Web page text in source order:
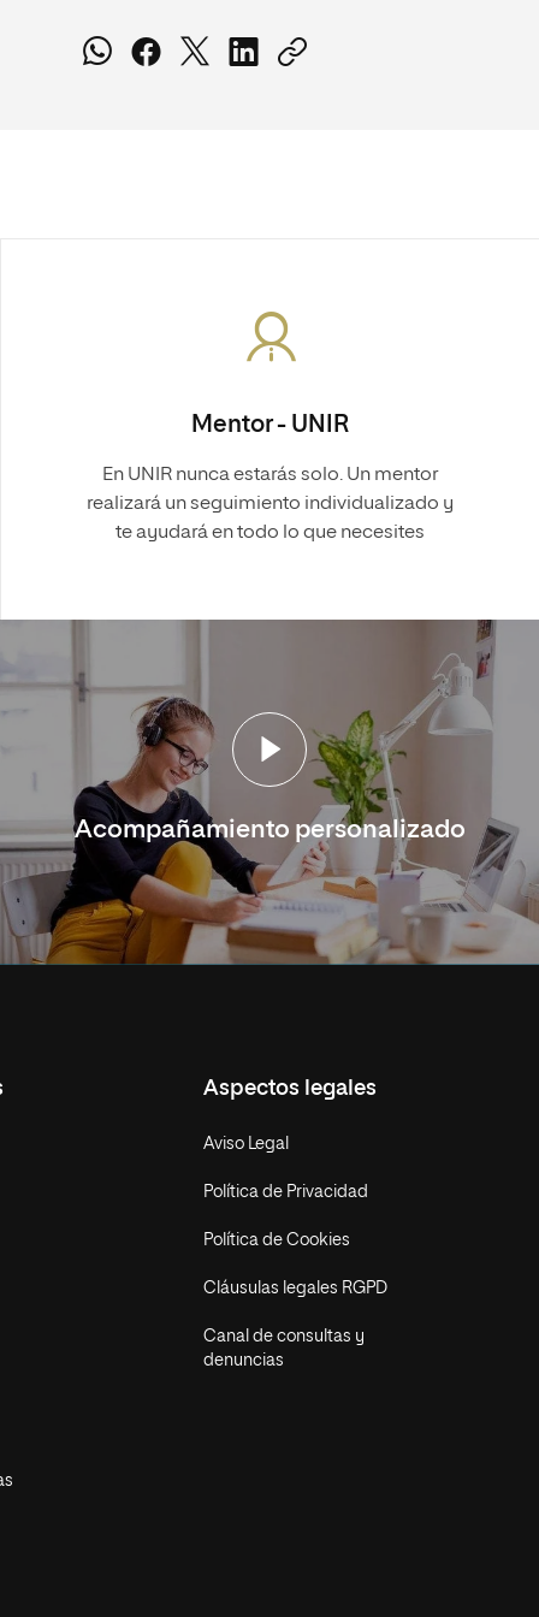
Mentor - UNIR
En UNIR nunca estarás solo. Un mentor
realizará un seguimiento individualizado y
te ayudará en todo lo que necesites
Acompañamiento personalizado
Aspectos legales
Aviso Legal
Política de Privacidad
Política de Cookies
Cláusulas legales RGPD
Canal de consultas y
denuncias